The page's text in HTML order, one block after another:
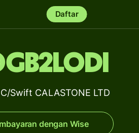
Daftar
Swift CALASTONE LTD
dengan Wise